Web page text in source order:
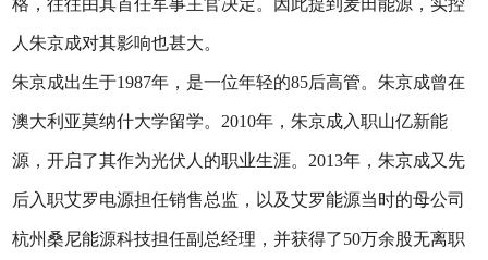
格，往往由其首任军事主官决定。因此提到麦田能源，实控
人朱京成对其影响也甚大。
朱京成出生于1987年，是一位年轻的85后高管。朱京成曾在
澳大利亚莫纳什大学留学。2010年，朱京成入职山亿新能
源，开启了其作为光伏人的职业生涯。2013年，朱京成又先
后入职艾罗电源担任销售总监，以及艾罗能源当时的母公司
杭州桑尼能源科技担任副总经理，并获得了50万余股无离职